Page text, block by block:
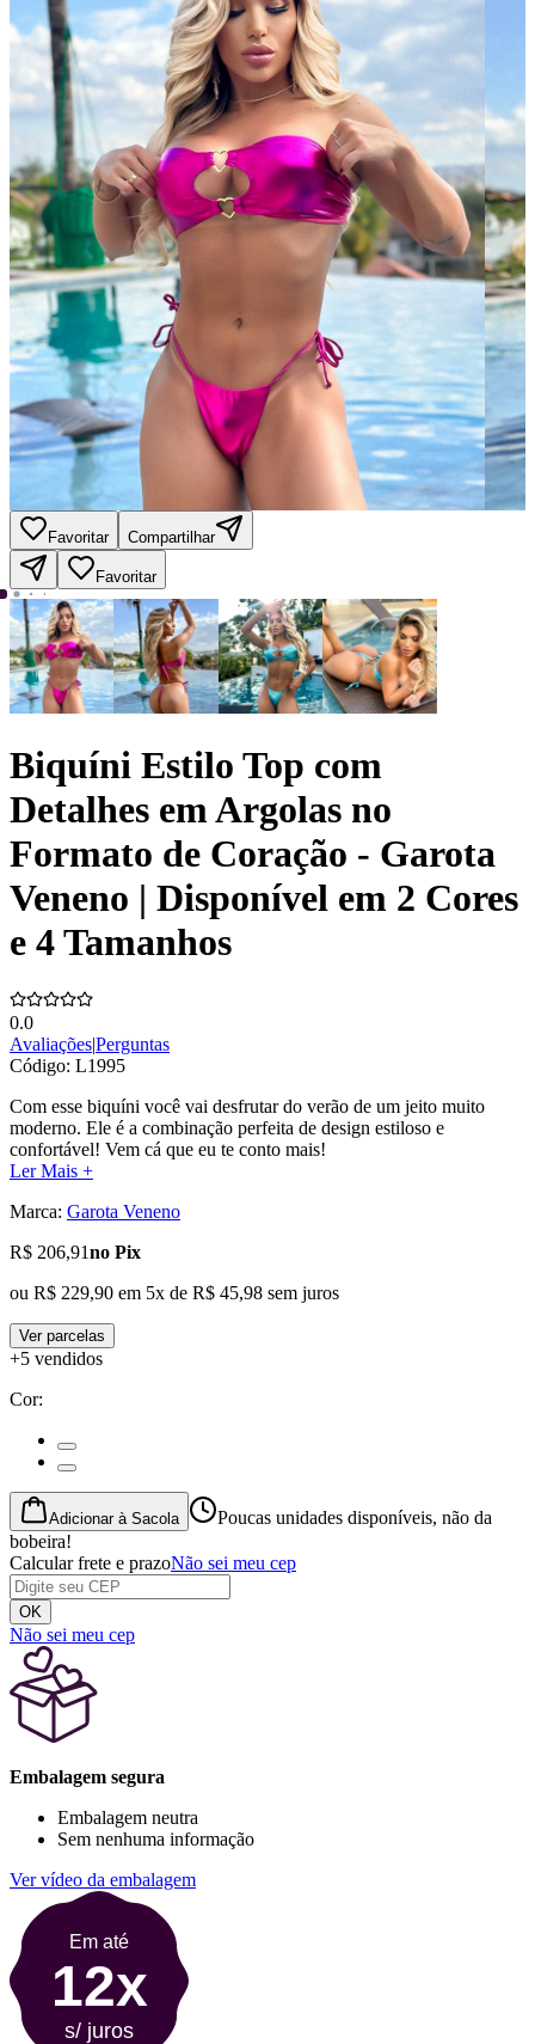
Favoritar Compartilhar
Favoritar
Biquíni Estilo Top com
Detalhes em Argolas no
Formato de Coração - Garota
Veneno | Disponível em 2 Cores
e 4 Tamanhos
0.0
Avaliações|Perguntas
Código: L1995
Com esse biquíni você vai desfrutar do verão de um jeito muito
moderno. Ele é a combinação perfeita de design estiloso e
confortável! Vem cá que eu te conto mais!
Ler Mais +
Marca: Garota Veneno
R$ 206,91no Pix
ou R$ 229,90 em 5x de R$ 45,98 sem juros
Ver parcelas
+5 vendidos
Cor:
Adicionar à Sacola
Poucas unidades disponíveis, não da
bobeira!
Calcular frete e prazoNão sei meu cep
OK
Não sei meu cep
Embalagem segura
Embalagem neutra
Sem nenhuma informação
Ver vídeo da embalagem
Em até
12x
s/ juros